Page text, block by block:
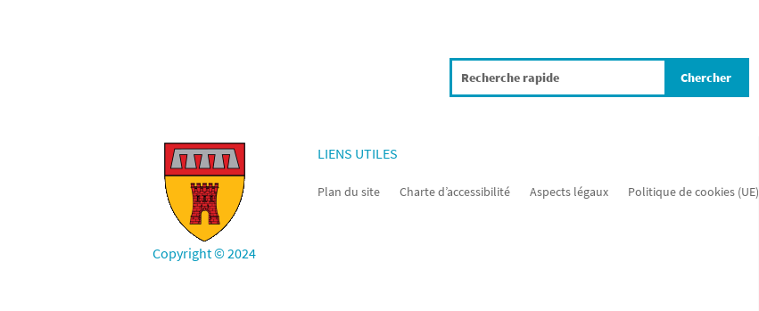
Search
Copyright © 2024
LIENS UTILES
Plan du site Charte d’accessibilité Aspects légaux Politique de cookies (UE)